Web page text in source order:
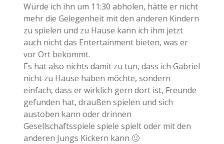
Würde ich ihn um 11:30 abholen, hätte er nicht
mehr die Gelegenheit mit den anderen Kindern
zu spielen und zu Hause kann ich ihm jetzt
auch nicht das Entertainment bieten, was er
vor Ort bekommt.
Es hat also nichts damit zu tun, dass ich Gabriel
nicht zu Hause haben möchte, sondern
einfach, dass er wirklich gern dort ist, Freunde
gefunden hat, draußen spielen und sich
austoben kann oder drinnen
Gesellschaftsspiele spiele spielt oder mit den
anderen Jungs Kickern kann 🙂